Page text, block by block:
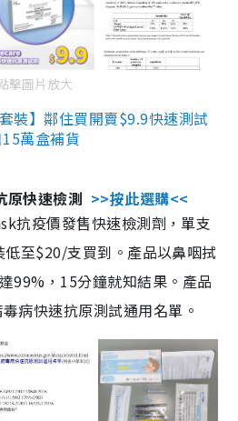
擊圖片放大
裝】鄰住買開賣$9.9快速測試
萬盒補貨
原快速檢測 >>按此選購<<
抗疫價發售快速檢測劑，單支
至$20/支買到。產品以鼻咽拭
99%，15分鐘就知結果。產品
病快速抗原測試通用名單。